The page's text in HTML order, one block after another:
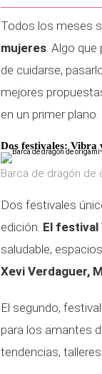
Todos los meses
mujeres. Algo
de cuidarse,
mejores
en un primer plano.
Dos festivales: Vibra
Barca de dragón de
Dos festivales
edición. El festival
saludable,
Xevi Verdaguer,
El segundo,
para los amantes
tendencias,